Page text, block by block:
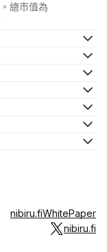
總市值為
nibiru.fiWhitePaper
nibiru.fi